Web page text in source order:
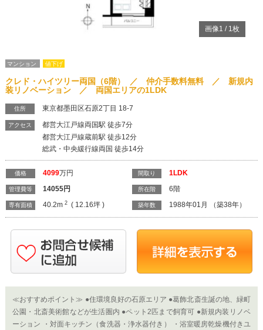
画像1 / 1枚
マンション 値下げ
クレド・ハイツリー両国（6階） ／ 仲介手数料無料 ／ 新規内
装リノベーション ／ 両国エリアの1LDK
住所 東京都墨田区石原2丁目 18-7
アクセス
都営大江戸線両国駅 徒歩7分
都営大江戸線蔵前駅 徒歩12分
総武・中央緩行線両国 徒歩14分
価格 4099万円
管理費等 14055円
専有面積 40.2m2 ( 12.16坪 )
間取り 1LDK
所在階 6階
築年数 1988年01月 （築38年）
≪おすすめポイント≫ ●住環境良好の石原エリア ●葛飾北斎生誕の地、緑町
公園・北斎美術館などが生活圏内 ●ペット2匹まで飼育可 ●新規内装リノベ
ーション ・対面キッチン（食洗器・浄水器付き） ・浴室暖房乾燥機付きユ